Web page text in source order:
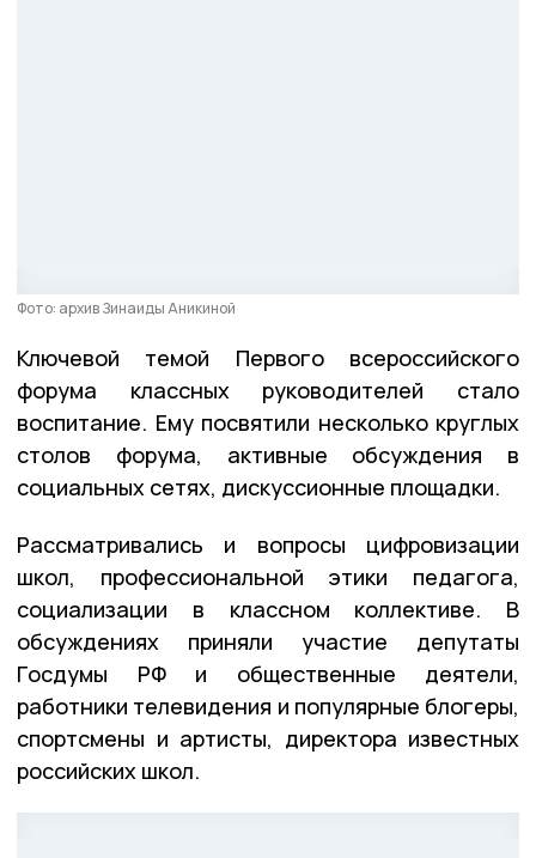
Фото: архив Зинаиды Аникиной
Ключевой темой Первого всероссийского
форума классных руководителей стало
воспитание. Ему посвятили несколько круглых
столов форума, активные обсуждения в
социальных сетях, дискуссионные площадки.
Рассматривались и вопросы цифровизации
школ, профессиональной этики педагога,
социализации в классном коллективе. В
обсуждениях приняли участие депутаты
Госдумы РФ и общественные деятели,
работники телевидения и популярные блогеры,
спортсмены и артисты, директора известных
российских школ.